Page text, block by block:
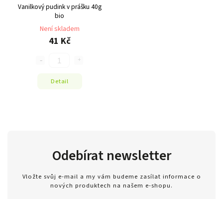
Vanilkový pudink v prášku 40g
bio
Není skladem
41 Kč
Detail
Odebírat newsletter
Vložte svůj e-mail a my vám budeme zasílat informace o
nových produktech na našem e-shopu.